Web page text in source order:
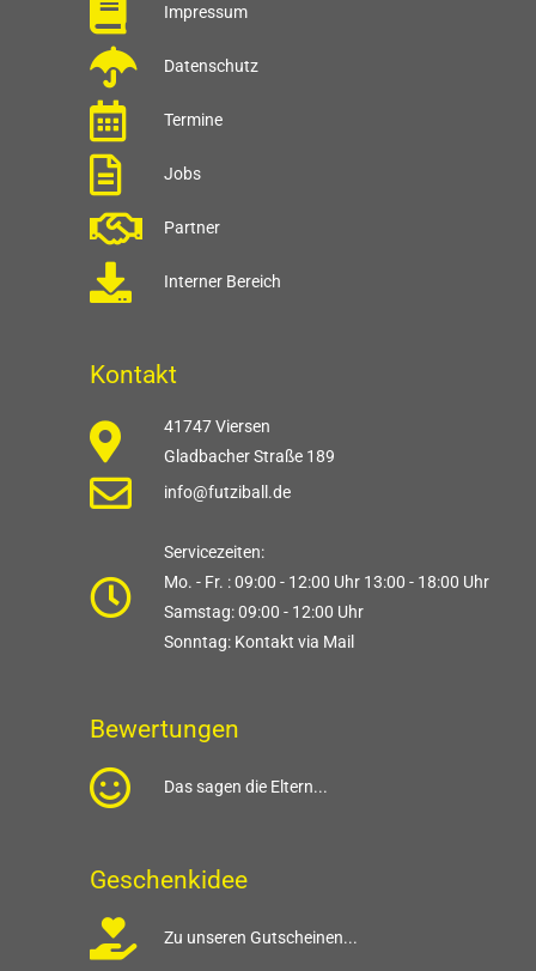
Impressum
Datenschutz
Termine
Jobs
Partner
Interner Bereich
Kontakt
41747 Viersen
Gladbacher Straße 189
info@futziball.de
Servicezeiten:
Mo. - Fr. : 09:00 - 12:00 Uhr 13:00 - 18:00 Uhr
Samstag: 09:00 - 12:00 Uhr
Sonntag: Kontakt via Mail
Bewertungen
Das sagen die Eltern...
Geschenkidee
Zu unseren Gutscheinen...